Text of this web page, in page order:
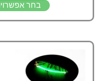
בחר